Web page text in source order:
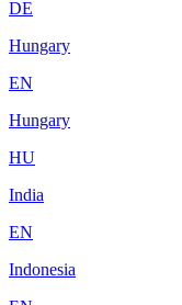
DE
Hungary
EN
Hungary
HU
India
EN
Indonesia